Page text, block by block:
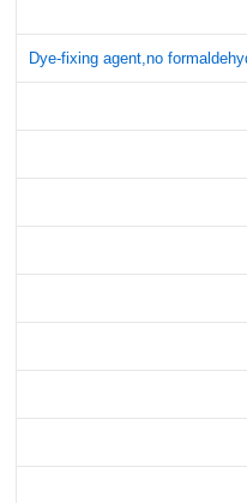
Dye-fixing agent,no